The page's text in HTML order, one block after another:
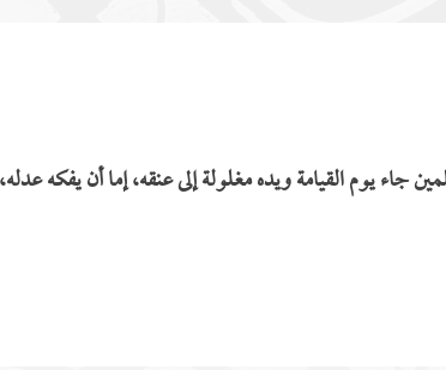
يوم القيامة ويده مغلولة إلى عنقه، إما أن يفكه